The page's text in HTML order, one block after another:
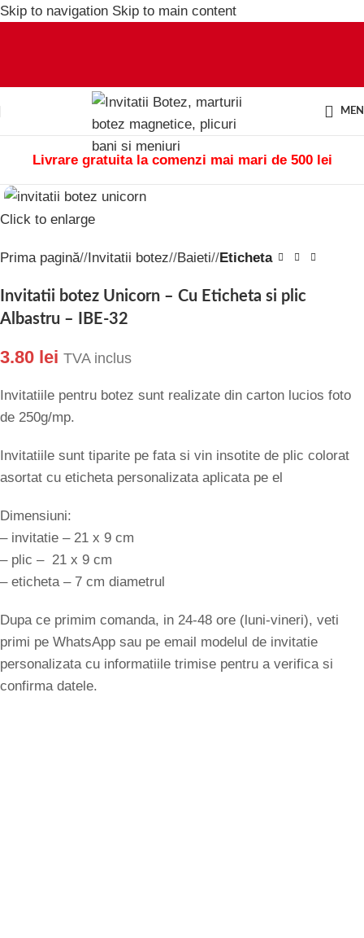
Skip to navigation Skip to main content
Livrare gratuita la comenzi mai mari de 500 lei
Click to enlarge
Prima pagină/ Invitatii botez/ Baieti/ Eticheta
Invitatii botez Unicorn – Cu Eticheta si plic
Albastru – IBE-32
3.80 lei TVA inclus
Invitatiile pentru botez sunt realizate din carton lucios foto
de 250g/mp.
Invitatiile sunt tiparite pe fata si vin insotite de plic colorat
asortat cu eticheta personalizata aplicata pe el
Dimensiuni:
– invitatie – 21 x 9 cm
– plic – 21 x 9 cm
– eticheta – 7 cm diametrul
Dupa ce primim comanda, in 24-48 ore (luni-vineri), veti
primi pe WhatsApp sau pe email modelul de invitatie
personalizata cu informatiile trimise pentru a verifica si
confirma datele.